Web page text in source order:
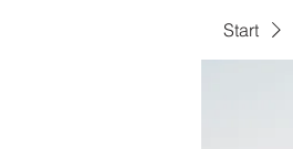
Start